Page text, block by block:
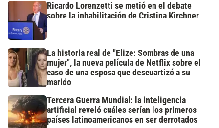
Ricardo Lorenzetti se metió en el debate
sobre la inhabilitación de Cristina Kirchner
La historia real de "Elize: Sombras de una
mujer", la nueva película de Netflix sobre el
caso de una esposa que descuartizó a su
marido
Tercera Guerra Mundial: la inteligencia
artificial reveló cuáles serían los primeros
países latinoamericanos en ser derrotados